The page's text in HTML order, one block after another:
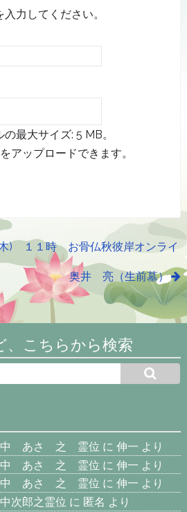
力してください。
最大サイズ: 5 MB。
アップロードできます。
) １１時 お骨仏秋彼岸オンライ
奥井 亮（生前墓）
、こちらから検索
中 あさ 之 霊位 に伸一 より
中 あさ 之 霊位 に伸一 より
中 あさ 之 霊位 に伸一 より
次郎之霊位 に 匿名 より